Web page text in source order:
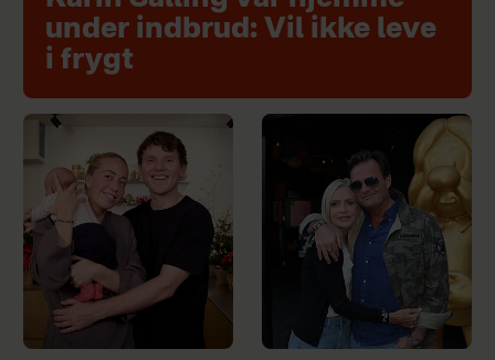
under indbrud: Vil ikke leve
i frygt